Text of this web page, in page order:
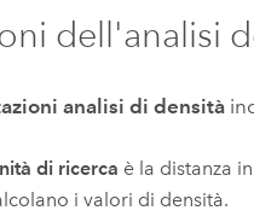
dell'analisi
analisi di densità
di ricerca è la distanza
i valori di densità.